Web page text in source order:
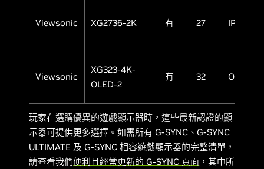
Viewsonic XG2736-2K 有 27 IPS
Viewsonic
XG323-4K-
OLED-2
有 32 OLED
玩家在選購優異的遊戲顯示器時，這些最新認證的顯
示器可提供更多選擇。如需所有 G-SYNC、G-SYNC
ULTIMATE 及 G-SYNC 相容遊戲顯示器的完整清單，
請查看我們便利且經常更新的 G-SYNC 頁面 ，其中所